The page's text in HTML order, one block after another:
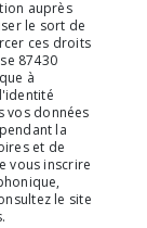
auprès
le sort de
ces droits
87430
à
vos données
la
et de
vous inscrire
le site